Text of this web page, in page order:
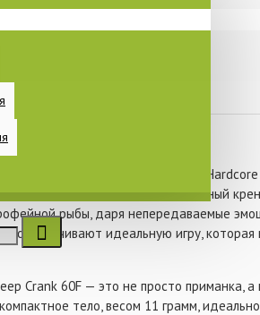
и адреналина с воблером DUEL
бренда YO-ZURI. Этот уникальный
рыбы, даря непередаваемые
обеспечивают идеальную игру,
Crank 60F — это не просто приманка,
тело, весом 11 грамм,